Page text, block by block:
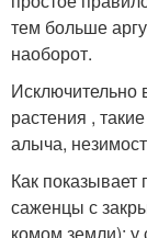
тем больше
наоборот.
Исключительно
растения ,
алыча,
Как показывает
саженцы с